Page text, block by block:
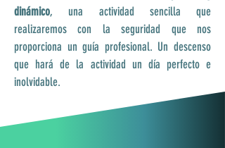
dinámico, una actividad sencilla que
realizaremos con la seguridad que nos
proporciona un guía profesional. Un descenso
que hará de la actividad un día perfecto e
inolvidable.